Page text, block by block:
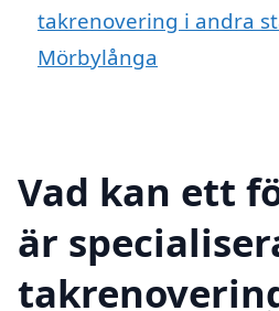
takrenovering i andra
Mörbylånga
Vad kan ett
är